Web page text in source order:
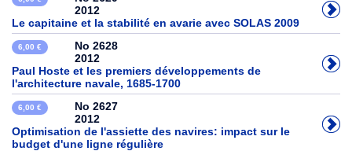
2012
Le capitaine et la stabilité en avarie avec SOLAS 2009
6,00 €
No 2628
2012
Paul Hoste et les premiers développements de
l'architecture navale, 1685-1700
6,00 €
No 2627
2012
Optimisation de l'assiette des navires: impact sur le
budget d'une ligne régulière